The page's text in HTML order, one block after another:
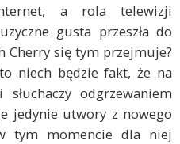
a rola telewizji
gusta przeszła do
Cherry się tym przejmuje?
niech będzie fakt, że na
odgrzewaniem
jedynie utwory z nowego
tym momencie dla niej